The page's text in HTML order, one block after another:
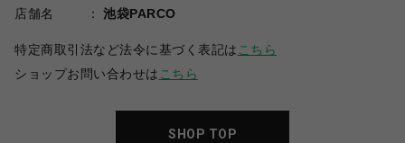
店舗名
池袋PARCO
特定商取引法など法令に基づく表記は こちら
ショップお問い合わせは こちら
SHOP TOP